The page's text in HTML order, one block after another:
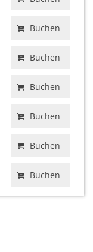
Buchen
Buchen
Buchen
Buchen
Buchen
Buchen